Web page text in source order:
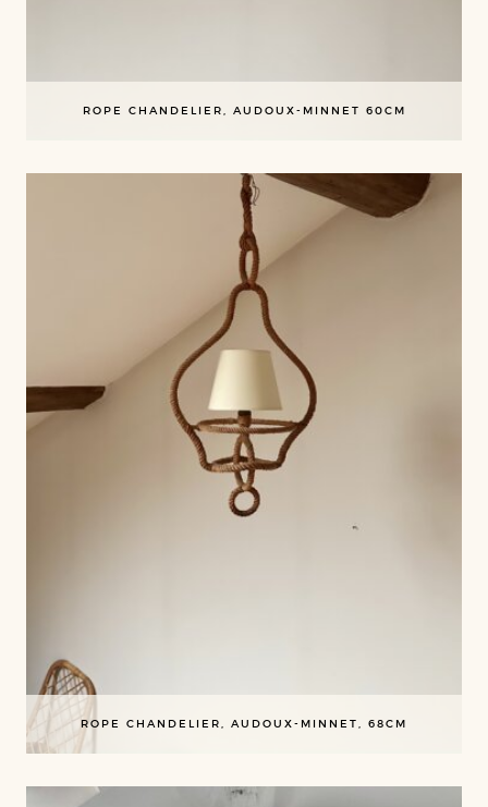
ROPE CHANDELIER, AUDOUX-MINNET 60CM
ROPE CHANDELIER, AUDOUX-MINNET, 68CM